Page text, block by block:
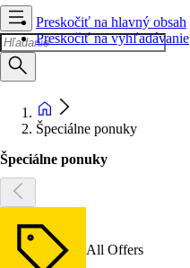
Preskočiť na hlavný obsah
Preskočiť na vyhľadávanie
Špeciálne ponuky
Špeciálne ponuky
All Offers